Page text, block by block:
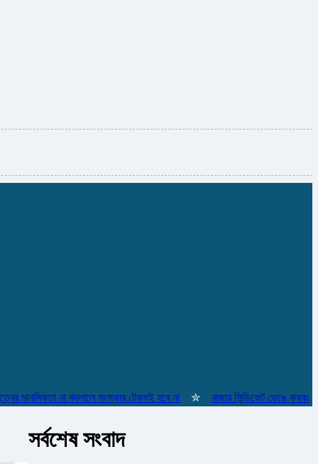
না বদলালে সংস্কার টেকসই হবে না ✮ বাজার সিন্ডিকেট ভেঙে কৃষকদের
সর্বশেষ সংবাদ